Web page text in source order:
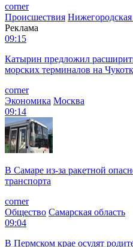
corner
Происшествия Нижегородская
Реклама
09:15
Катырин предложил
морских терминалов на
corner
Экономика Москва
09:14
В Самаре из-за ракетной
транспорта
corner
Общество Самарская область
09:04
В Пермском крае осудят